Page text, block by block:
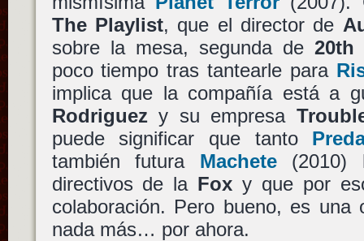
The Playlist, que el director de
sobre la mesa, segunda de20th
poco tiempo tras tantearle para
implica que la compañía está a
Rodriguezy su empresa
puede significar que tanto
también futura Machete(2010)
directivos de la Fox y que por
colaboración. Pero bueno, es
nada más… por ahora.